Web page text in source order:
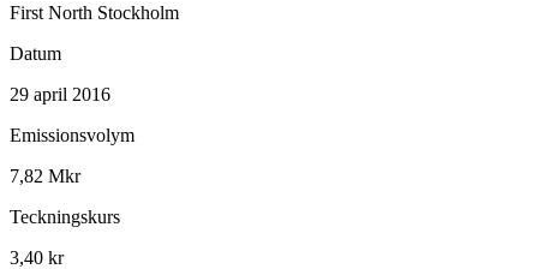
First North Stockholm
Datum
29 april 2016
Emissionsvolym
7,82 Mkr
Teckningskurs
3,40 kr